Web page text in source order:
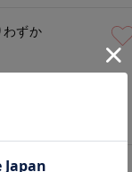
わずか